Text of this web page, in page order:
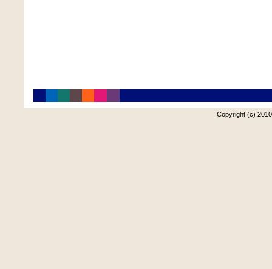
Copyright (c)